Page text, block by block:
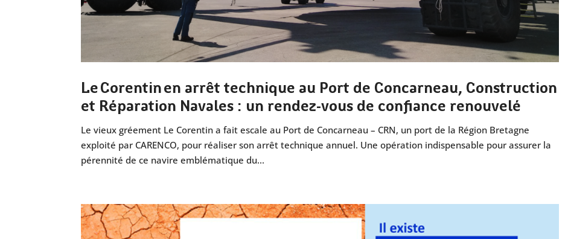
Le Corentin en arrêt technique au Port de Concarneau, Construction
et Réparation Navales : un rendez-vous de confiance renouvelé
Le vieux gréement Le Corentin a fait escale au Port de Concarneau – CRN, un port de la Région Bretagne
exploité par CARENCO, pour réaliser son arrêt technique annuel. Une opération indispensable pour assurer la
pérennité de ce navire emblématique du...